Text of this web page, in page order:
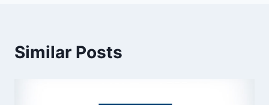
Similar Posts